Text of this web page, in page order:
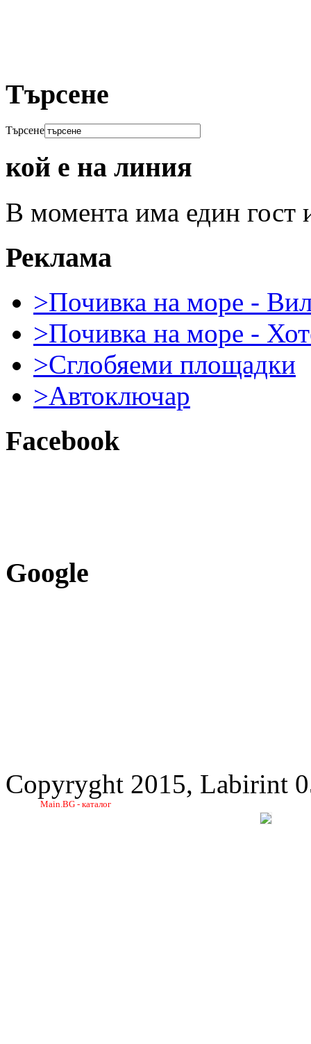
Търсене
Търсене
кой е на линия
В момента има един гост
Реклама
>Почивка на море -
>Почивка на море -
>Сглобяеми площадки
>Автоключар
Facebook
Google
Copyryght 2015, Labirint
Main.BG - каталог